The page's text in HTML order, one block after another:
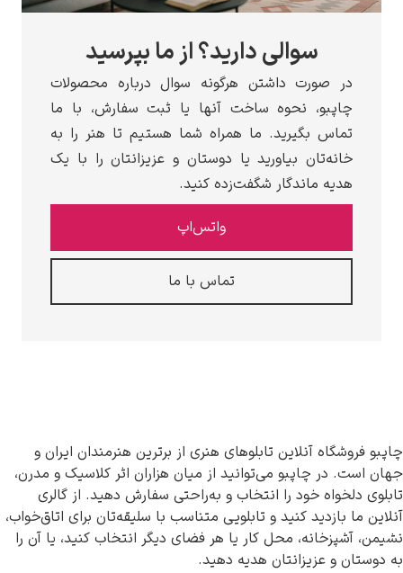
سوالی دارید؟ از ما بپرسید
در صورت داشتن هرگونه سوال درباره محصولات
چاپبو، نحوه ساخت آنها یا ثبت سفارش، با ما
تماس بگیرید. ما همراه شما هستیم تا هنر را به
خانه‌تان بیاورید یا دوستان و عزیزانتان را با یک
هدیه ماندگار شگفت‌زده کنید.
واتس‌اپ
تماس با ما
آنلاین تابلوهای هنری از برترین هنرمندان ایران و
در چاپبو می‌توانید از میان هزاران اثر کلاسیک و مدرن،
دلخواه خود را انتخاب و به‌راحتی سفارش دهید. از گالری
ما بازدید کنید و تابلویی متناسب با سلیقه‌تان برای اتاق‌خواب،
آشپزخانه، محل کار یا هر فضای دیگر انتخاب کنید، یا آن را
و عزیزانتان هدیه دهید.